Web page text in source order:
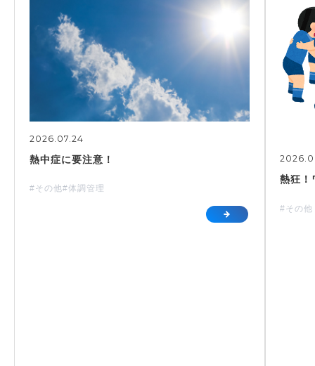
2026.07.24
熱中症に要注意！
#その他#体調管理
熱狂！
#その他